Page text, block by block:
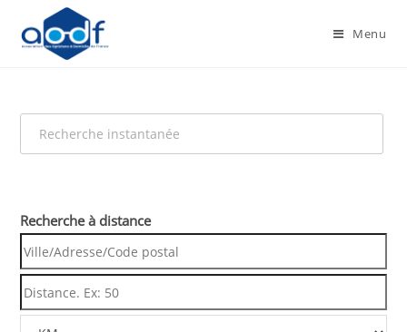
Menu
Recherche à distance